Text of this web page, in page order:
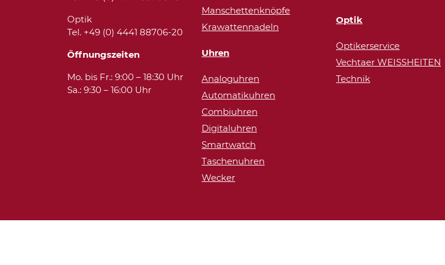
Optik
Tel. +49 (0) 4441 88706-20
Öffnungszeiten
Mo. bis Fr.: 9:00 – 18:30 Uhr
Sa.: 9:30 – 16:00 Uhr
Manschettenknöpfe
Krawattennadeln
Uhren
Analoguhren
Automatikuhren
Combiuhren
Digitaluhren
Smartwatch
Taschenuhren
Wecker
Optik
Optikerservice
Vechtaer WEISSHEITEN
Technik